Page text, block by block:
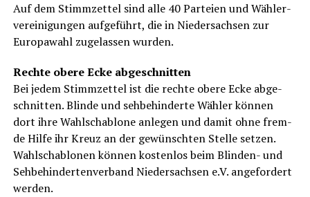
Auf dem Stimm­zet­tel sind alle 40 Par­tei­en und Wäh­ler­
ver­ei­ni­gun­gen auf­ge­führt, die in Nie­der­sach­sen zur
Euro­pa­wahl zuge­las­sen wurden.
Rech­te obe­re Ecke abge­schnit­ten
Bei jedem Stimm­zet­tel ist die rech­te obe­re Ecke abge­
schnit­ten. Blin­de und seh­be­hin­der­te Wäh­ler kön­nen
dort ihre Wahl­scha­blo­ne anle­gen und damit ohne frem­
de Hil­fe ihr Kreuz an der gewünsch­ten Stel­le set­zen.
Wahl­scha­blo­nen kön­nen kos­ten­los beim Blin­den- und
Seh­be­hin­der­ten­ver­band Nie­der­sach­sen e.V. ange­for­dert
werden.